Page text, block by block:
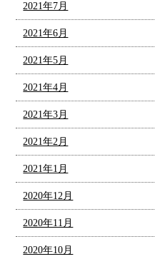
2021年7月
2021年6月
2021年5月
2021年4月
2021年3月
2021年2月
2021年1月
2020年12月
2020年11月
2020年10月